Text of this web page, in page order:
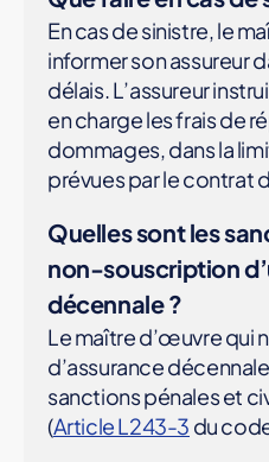
En cas de sinistre, le
informer son assureur
délais. L’assureur
en charge les frais de
dommages, dans la
prévues par le contrat
Quelles sont les
non-souscription
décennale ?
Le maître d’œuvre qui
d’assurance
sanctions pénales et
(Article L243-3 du